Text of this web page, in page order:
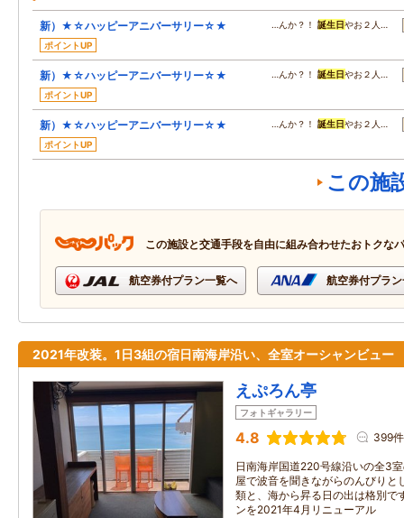
新）★☆ハッピーアニバーサリー☆★
ポイントUP
…んか？！誕生日やお２人…
新）★☆ハッピーアニバーサリー☆★
ポイントUP
…んか？！誕生日やお２人…
新）★☆ハッピーアニバーサリー☆★
ポイントUP
…んか？！誕生日やお２人…
この施
この施設と交通手段を自由に組み合わせたおトクな
航空券付プラン一覧へ 航空券付プラ
2021年改装。1日3組の宿日南海岸沿い、全室オーシャンビュー
えぷろん亭
フォトギャラリー
4.8 399件
日南海岸国道220号線沿いの全3
屋で波音を聞きながらのんびり
類と、海から昇る日の出は格別
ンを2021年4月リニューアル